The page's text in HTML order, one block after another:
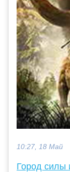
10:27, 18 Май
Город